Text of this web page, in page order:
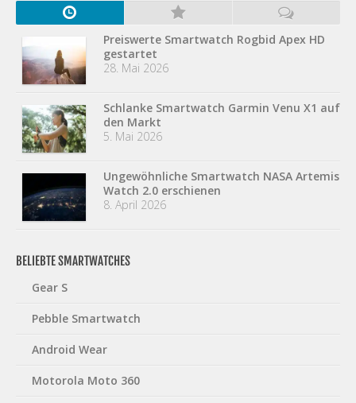
Preiswerte Smartwatch Rogbid Apex HD
gestartet
28. Mai 2026
Schlanke Smartwatch Garmin Venu X1 auf
den Markt
5. Mai 2026
Ungewöhnliche Smartwatch NASA Artemis
Watch 2.0 erschienen
8. April 2026
BELIEBTE SMARTWATCHES
Gear S
Pebble Smartwatch
Android Wear
Motorola Moto 360